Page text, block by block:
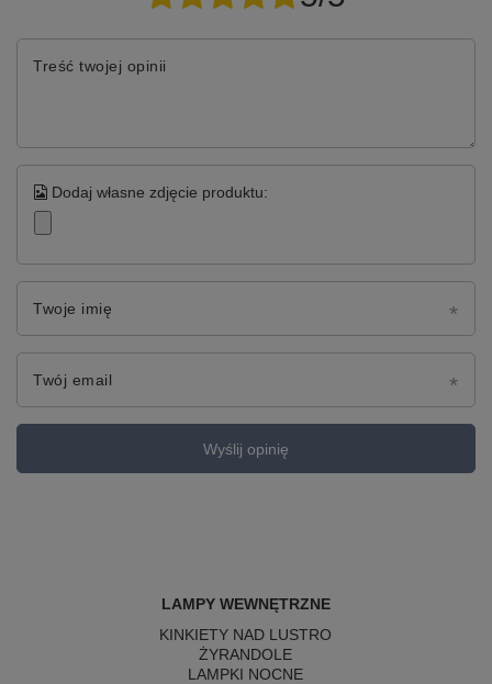
Treść twojej opinii
Dodaj własne zdjęcie produktu:
Twoje imię
Twój email
Wyślij opinię
LAMPY WEWNĘTRZNE
KINKIETY NAD LUSTRO
ŻYRANDOLE
LAMPKI NOCNE